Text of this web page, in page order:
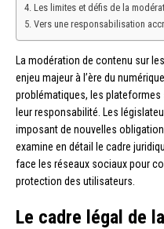
Les limites et défis de la
Vers une responsabilisation
La modération de contenu sur
enjeu majeur à l’ère du
problématiques, les plateformes
leur responsabilité. Les
imposant de nouvelles
examine en détail le cadre
face les réseaux sociaux pour
protection des utilisateurs.
Le cadre légal de